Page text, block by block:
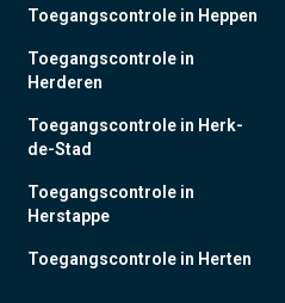
Toegangscontrole in Heppen
Toegangscontrole in
Herderen
Toegangscontrole in Herk-
de-Stad
Toegangscontrole in
Herstappe
Toegangscontrole in Herten